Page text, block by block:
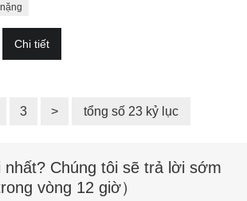
Chi tiết
3 > tổng số 23 kỷ lục
nhất? Chúng tôi sẽ trả lời sớm
vòng 12 giờ）